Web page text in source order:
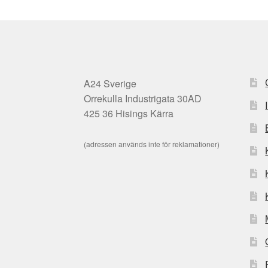
A24 Sverige
Orrekulla Industrigata 30AD
425 36 Hisings Kärra
(adressen används inte för reklamationer)